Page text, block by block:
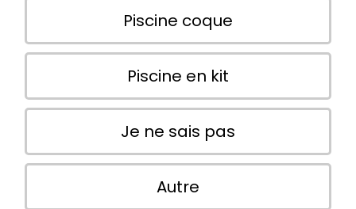
Piscine coque
Piscine en kit
Je ne sais pas
Autre